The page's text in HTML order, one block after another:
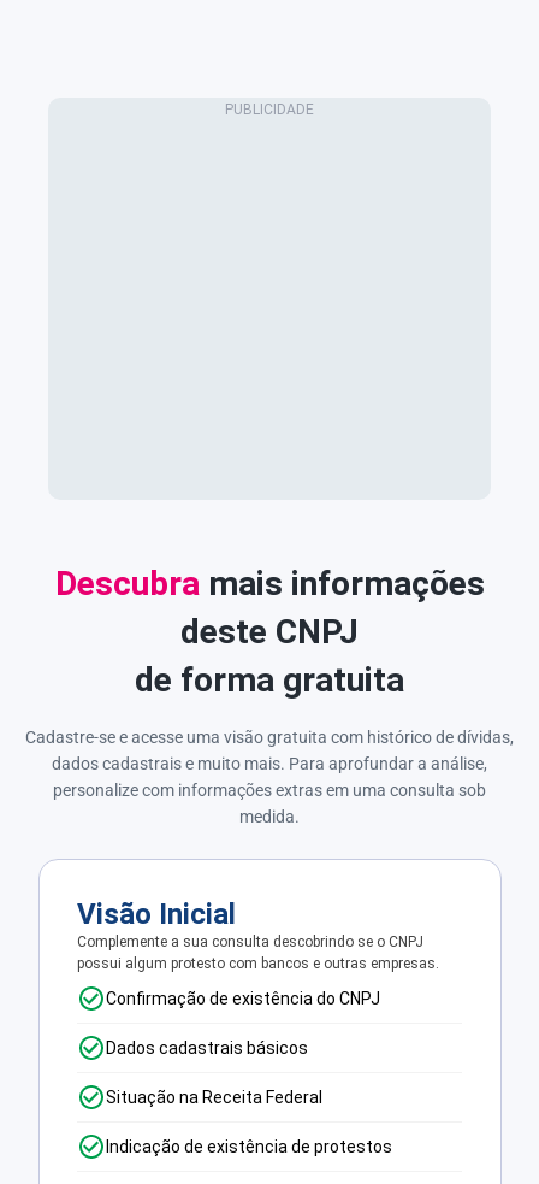
Descubra mais informações
deste CNPJ
de forma gratuita
Cadastre-se e acesse uma visão gratuita com histórico de dívidas,
dados cadastrais e muito mais. Para aprofundar a análise,
personalize com informações extras em uma consulta sob
medida.
Visão Inicial
Complemente a sua consulta descobrindo se o CNPJ
possui algum protesto com bancos e outras empresas.
Confirmação de existência do CNPJ
Dados cadastrais básicos
Situação na Receita Federal
Indicação de existência de protestos